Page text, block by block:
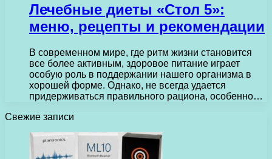
Лечебные диеты «Стол 5»:
меню, рецепты и рекомендации
В современном мире, где ритм жизни становится
все более активным, здоровое питание играет
особую роль в поддержании нашего организма в
хорошей форме. Однако, не всегда удается
придерживаться правильного рациона, особенно…
Свежие записи